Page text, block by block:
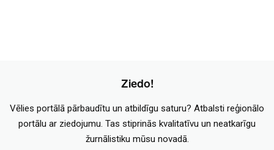
Ziedo!
Vēlies portālā pārbaudītu un atbildīgu saturu? Atbalsti reģionālo
portālu ar ziedojumu. Tas stiprinās kvalitatīvu un neatkarīgu
žurnālistiku mūsu novadā.